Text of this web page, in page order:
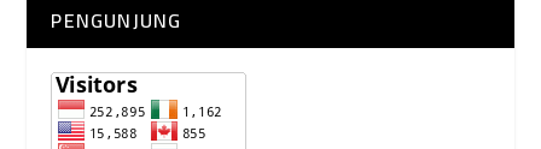
PENGUNJUNG